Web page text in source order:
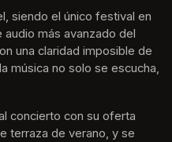
siendo el único festival en
audio más avanzado del
una claridad imposible de
música no solo se escucha,
concierto con su oferta
terraza de verano, y se